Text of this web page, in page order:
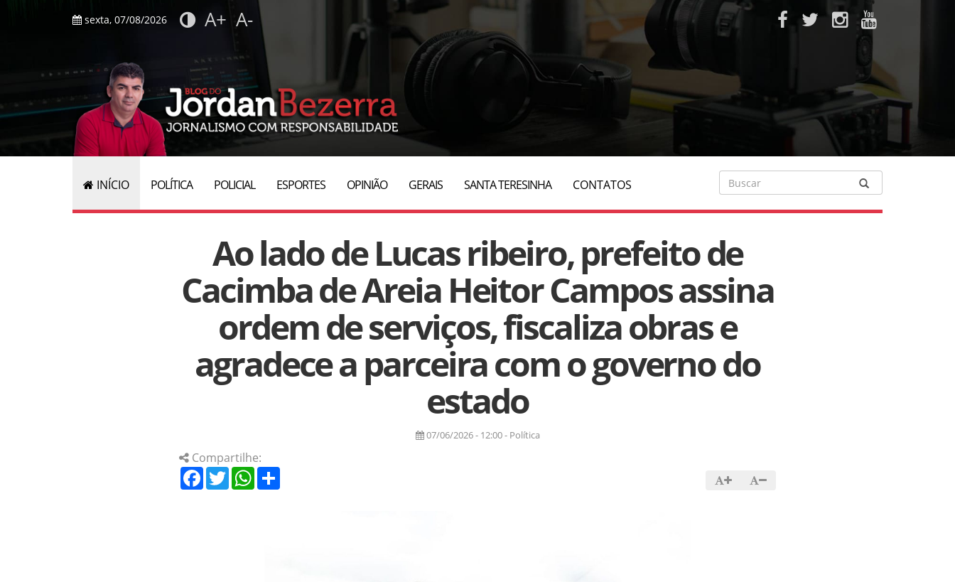
sexta, 07/08/2026 A+ A-
INÍCIO POLÍTICA POLICIAL ESPORTES OPINIÃO GERAIS SANTA TERESINHA CONTATOS
Ao lado de Lucas ribeiro, prefeito de
Cacimba de Areia Heitor Campos assina
ordem de serviços, fiscaliza obras e
agradece a parceira com o governo do
estado
07/06/2026 - 12:00 - Política
Compartilhe:
Facebook
TwitterWhatsApp